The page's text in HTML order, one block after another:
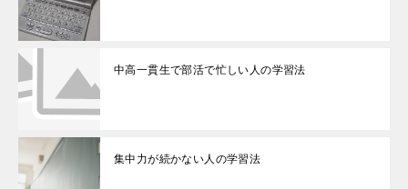
中高一貫生で部活で忙しい人の学習法
集中力が続かない人の学習法